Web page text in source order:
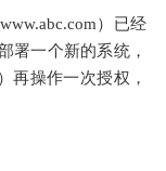
）已经
署一个新的系统，
再操作一次授权，